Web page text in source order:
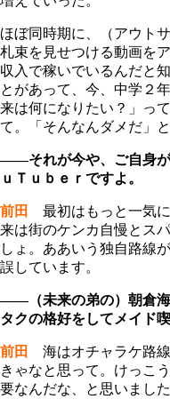
ほぼ同時期に、（アウト
札束を見せつける動画を
収入で稼いでいるんだと
とがあって、今、中学２
来は何になりたい？」っ
て。「そんなんダメだ」
――それが今や、ご自身が
ｕＴｕｂｅｒですよ。
前田
最初はもっと一気
来は街のケンカ自慢とス
しょ。ああいう独自路線
誤しています。
――（未来の弟の）朝倉海
タクの格好をしてメイド
前田
海はオチャラケ路
きゃなと思って。けっこ
要なんだな、と思いまし